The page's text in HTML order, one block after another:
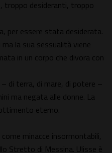
troppo desideranti, troppo
per essere stata desiderata.
la sua sessualità viene
in un corpo che divora con
di terra, di mare, di potere –
ma negata alle donne. La
eterno.
minacce insormontabili,
Stretto di Messina. Ulisse è